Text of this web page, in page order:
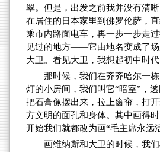
翠。但是，出发之前我并没有清
在居住的日本家里到佛罗伦萨，
乘市内路面电车，再一步一步走
见过的地方——它由地名变成了场
大卫。看见大卫，我想起初中时代
那时候，我们在齐齐哈尔一
灯的小房间，我们叫它“暗室”，
把石膏像摆出来，拉上窗帘，打
方文明的面孔和身体。其中画得
开始我们就都改为画“毛主席永远
画维纳斯和大卫的时候，我